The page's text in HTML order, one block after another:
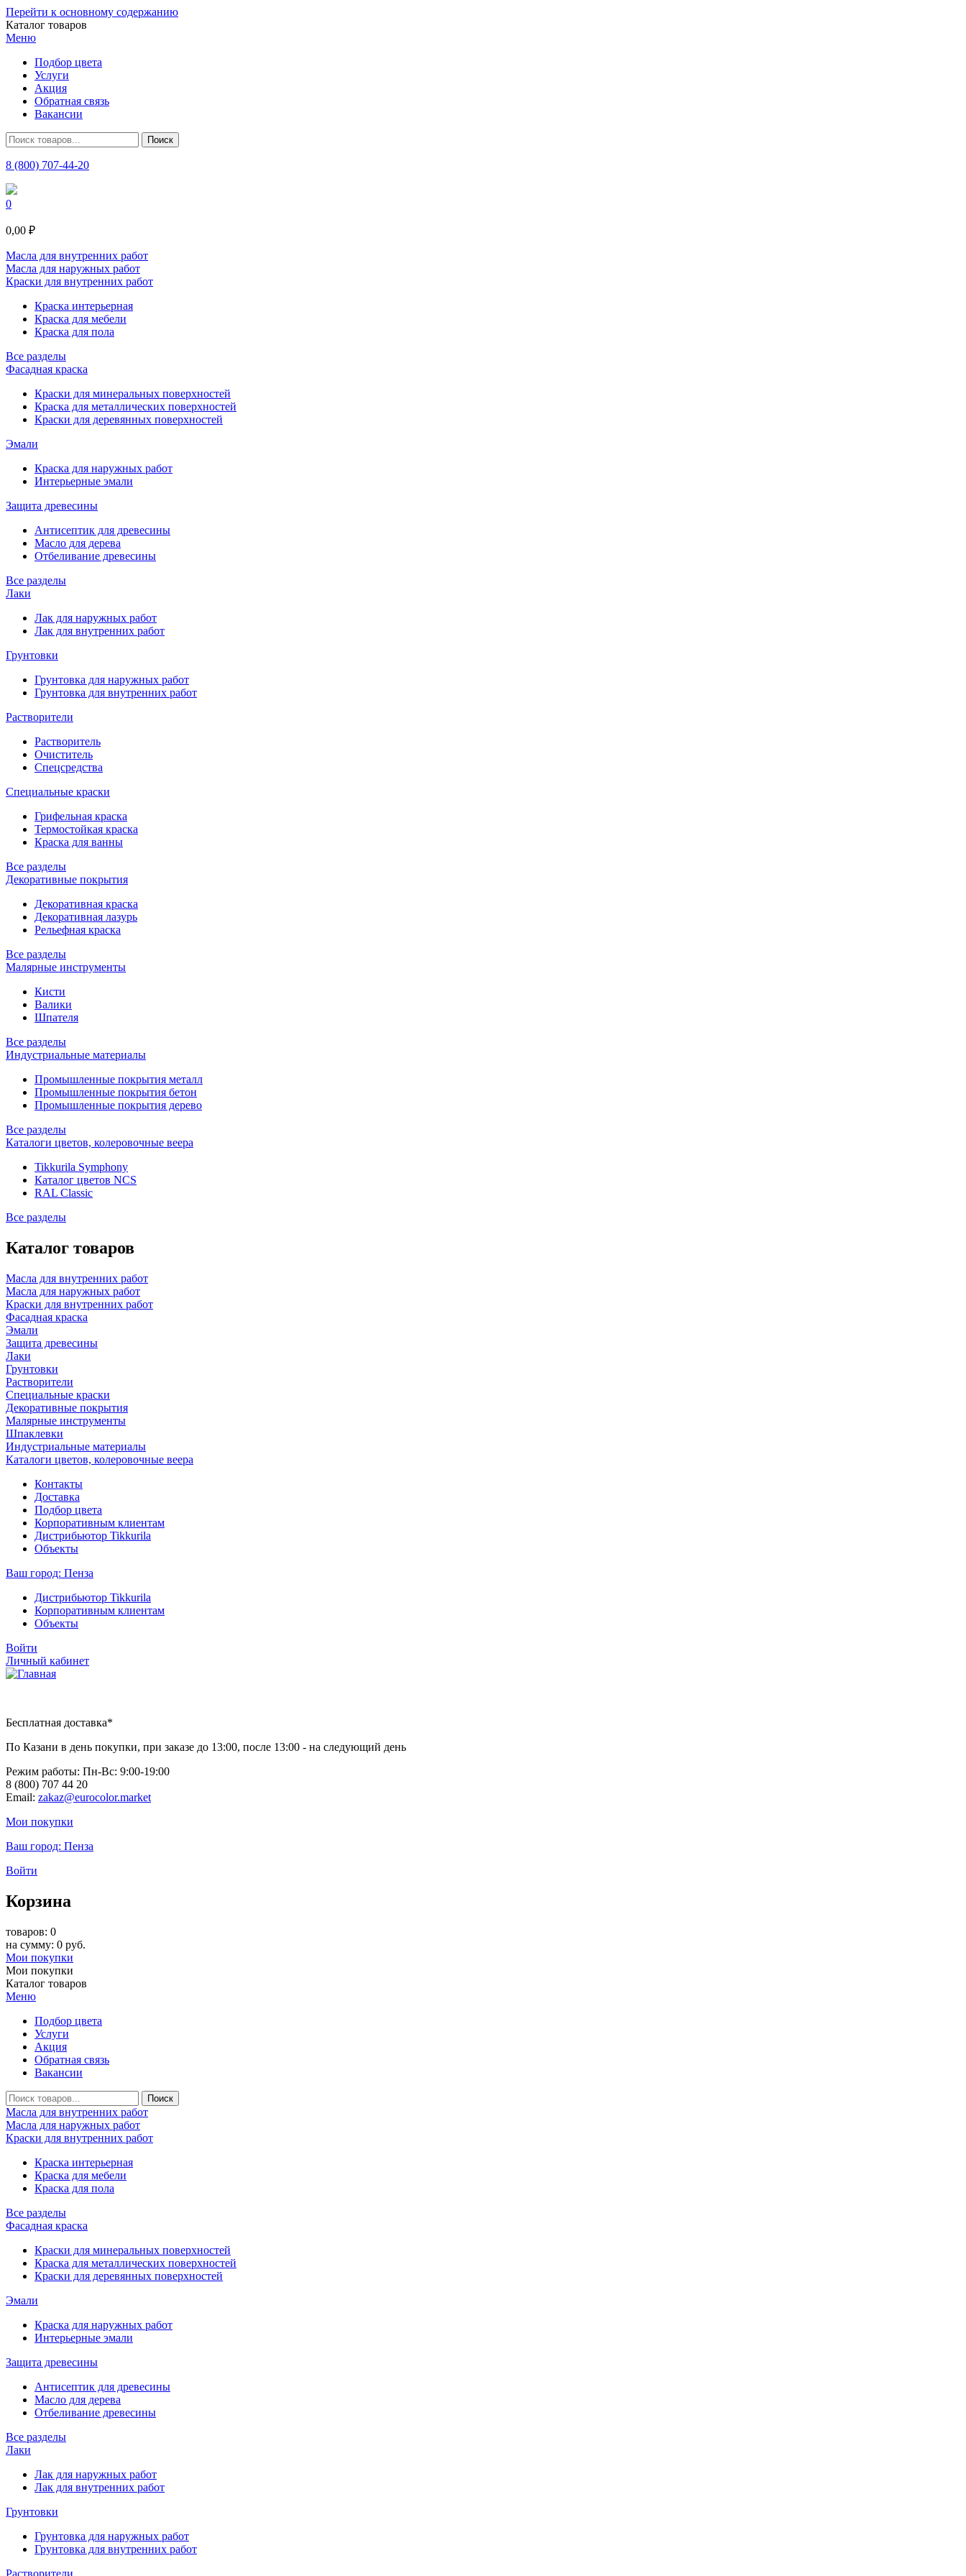
Перейти к основному содержанию
Каталог товаров
Меню
Подбор цвета
Услуги
Акция
Обратная связь
Вакансии
8 (800) 707-44-20
0
0,00 ₽
Масла для внутренних работ
Масла для наружных работ
Краски для внутренних работ
Краска интерьерная
Краска для мебели
Краска для пола
Все разделы
Фасадная краска
Краски для минеральных поверхностей
Краска для металлических поверхностей
Краски для деревянных поверхностей
Эмали
Краска для наружных работ
Интерьерные эмали
Защита древесины
Антисептик для древесины
Масло для дерева
Отбеливание древесины
Все разделы
Лаки
Лак для наружных работ
Лак для внутренних работ
Грунтовки
Грунтовка для наружных работ
Грунтовка для внутренних работ
Растворители
Растворитель
Очиститель
Спецсредства
Специальные краски
Грифельная краска
Термостойкая краска
Краска для ванны
Все разделы
Декоративные покрытия
Декоративная краска
Декоративная лазурь
Рельефная краска
Все разделы
Малярные инструменты
Кисти
Валики
Шпателя
Все разделы
Индустриальные материалы
Промышленные покрытия металл
Промышленные покрытия бетон
Промышленные покрытия дерево
Все разделы
Каталоги цветов, колеровочные веера
Tikkurila Symphony
Каталог цветов NCS
RAL Classic
Все разделы
Каталог товаров
Масла для внутренних работ
Масла для наружных работ
Краски для внутренних работ
Фасадная краска
Эмали
Защита древесины
Лаки
Грунтовки
Растворители
Специальные краски
Декоративные покрытия
Малярные инструменты
Шпаклевки
Индустриальные материалы
Каталоги цветов, колеровочные веера
Контакты
Доставка
Подбор цвета
Корпоративным клиентам
Дистрибьютор Tikkurila
Объекты
Ваш город: Пенза
Дистрибьютор Tikkurila
Корпоративным клиентам
Объекты
Войти
Личный кабинет
Бесплатная доставка*
По Казани в день покупки, при заказе до 13:00, после 13:00 - на следующий день
Режим работы: Пн-Вc: 9:00-19:00
8 (800) 707 44 20
Email: zakaz@eurocolor.market
Мои покупки
Ваш город: Пенза
Войти
Корзина
товаров: 0
на сумму: 0 руб.
Мои покупки
Мои покупки
Каталог товаров
Меню
Подбор цвета
Услуги
Акция
Обратная связь
Вакансии
Масла для внутренних работ
Масла для наружных работ
Краски для внутренних работ
Краска интерьерная
Краска для мебели
Краска для пола
Все разделы
Фасадная краска
Краски для минеральных поверхностей
Краска для металлических поверхностей
Краски для деревянных поверхностей
Эмали
Краска для наружных работ
Интерьерные эмали
Защита древесины
Антисептик для древесины
Масло для дерева
Отбеливание древесины
Все разделы
Лаки
Лак для наружных работ
Лак для внутренних работ
Грунтовки
Грунтовка для наружных работ
Грунтовка для внутренних работ
Растворители